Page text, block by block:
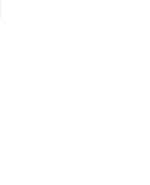
von € 179,99 auf €